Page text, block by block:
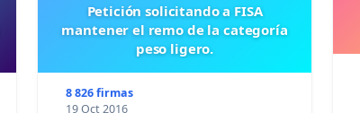
Petición solicitando a FISA
mantener el remo de la categoría
peso ligero.
8 826 firmas
19 Oct 2016